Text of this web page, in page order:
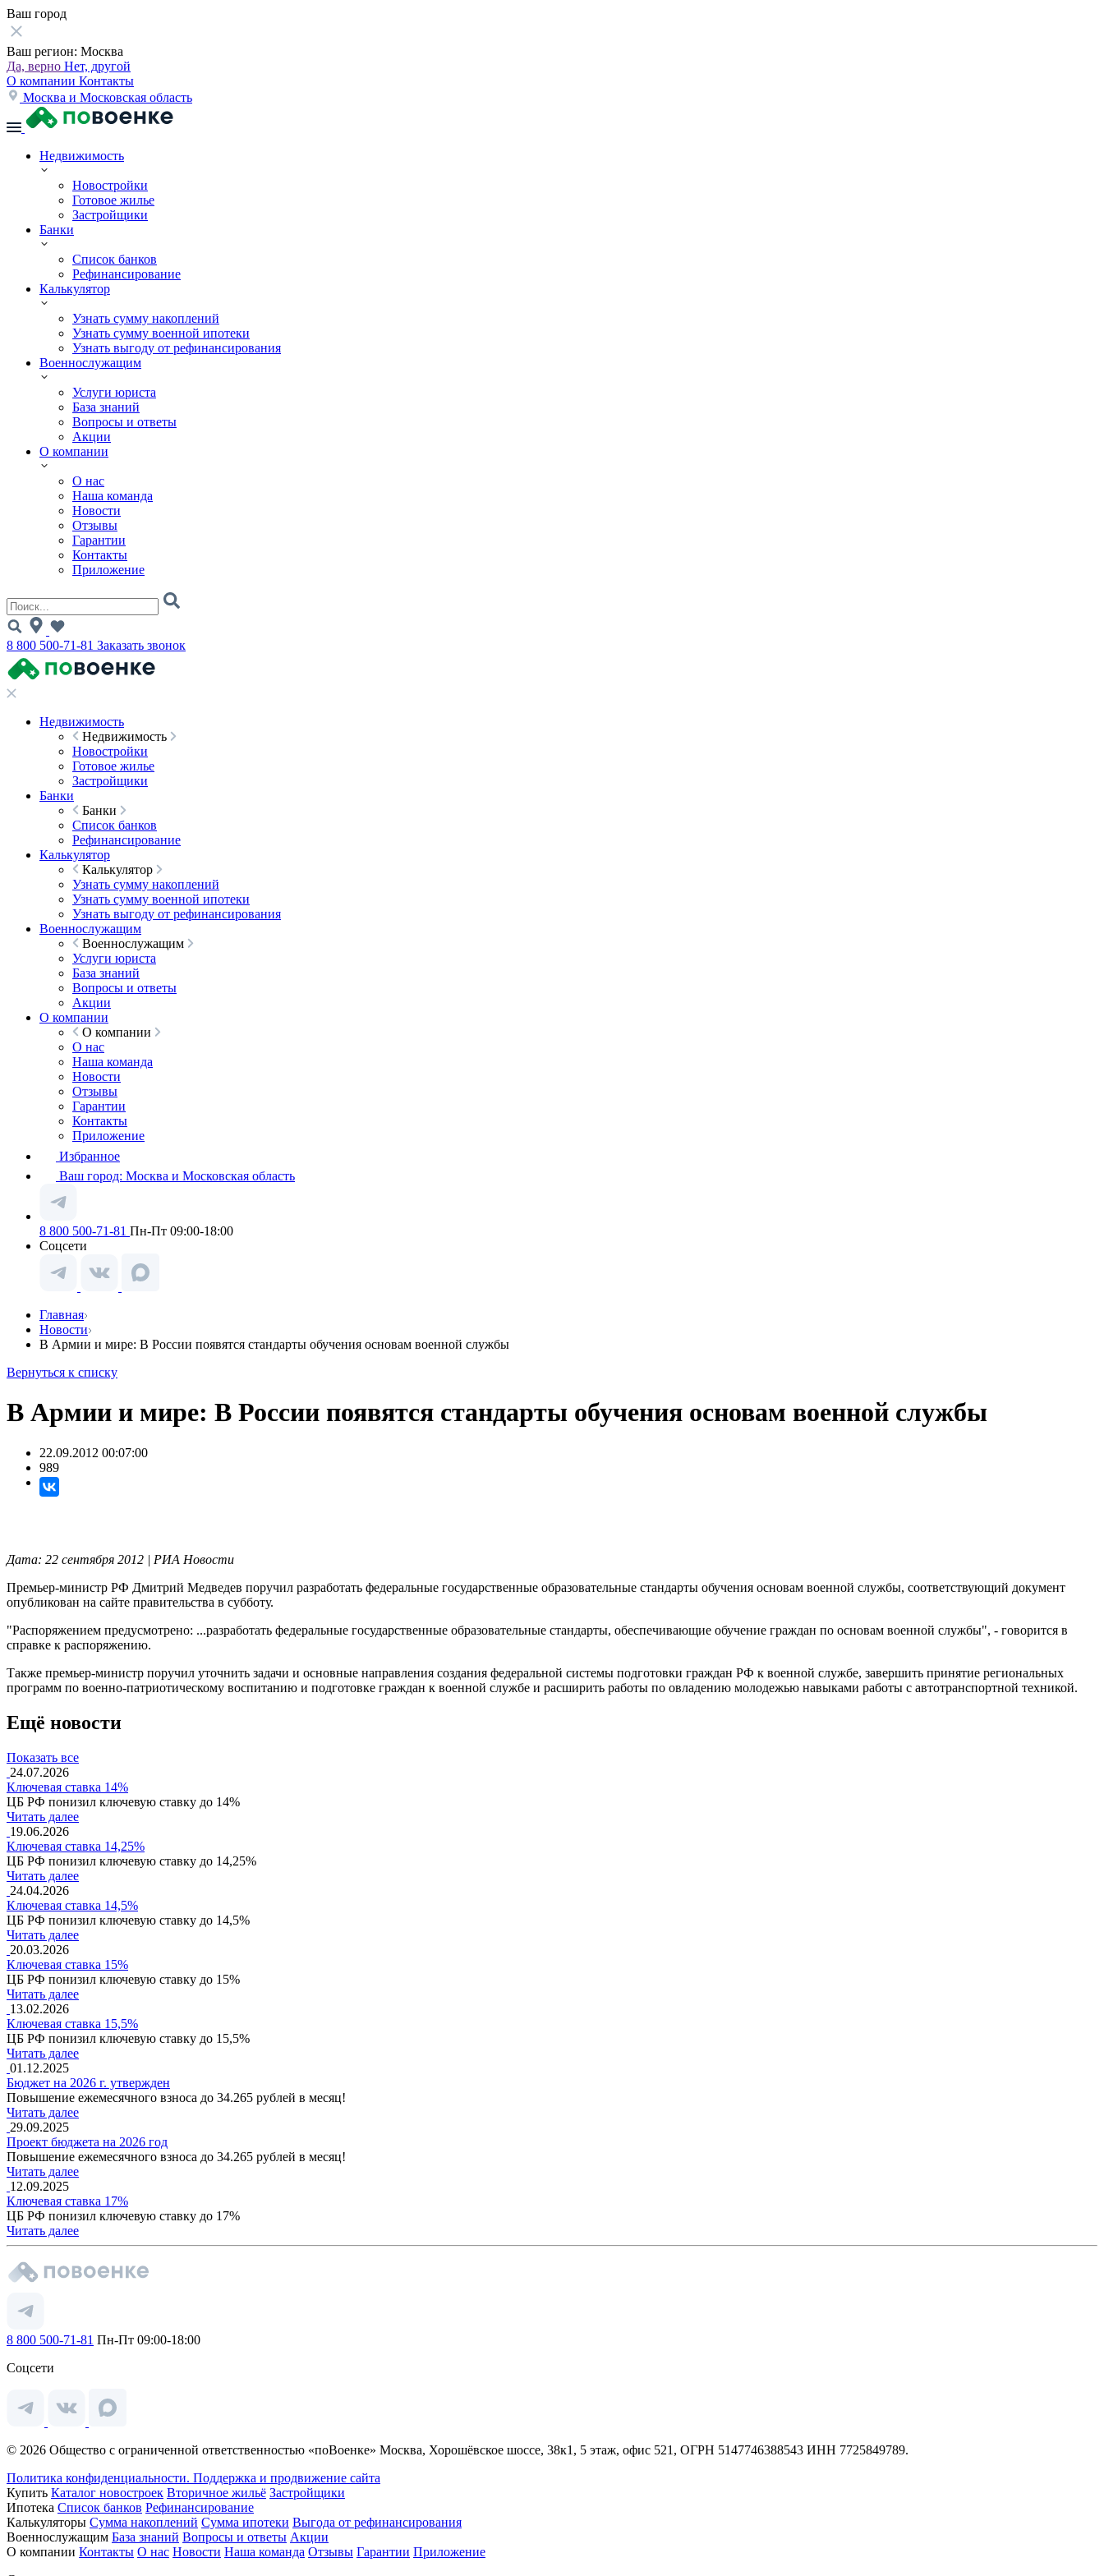
Ваш город
Ваш регион: Москва
Да, верно Нет, другой
О компании Контакты
Москва и Московская область
Недвижимость
Новостройки
Готовое жилье
Застройщики
Банки
Список банков
Рефинансирование
Калькулятор
Узнать сумму накоплений
Узнать сумму военной ипотеки
Узнать выгоду от рефинансирования
Военнослужащим
Услуги юриста
База знаний
Вопросы и ответы
Акции
О компании
О нас
Наша команда
Новости
Отзывы
Гарантии
Контакты
Приложение
8 800 500-71-81 Заказать звонок
Недвижимость
Недвижимость
Новостройки
Готовое жилье
Застройщики
Банки
Банки
Список банков
Рефинансирование
Калькулятор
Калькулятор
Узнать сумму накоплений
Узнать сумму военной ипотеки
Узнать выгоду от рефинансирования
Военнослужащим
Военнослужащим
Услуги юриста
База знаний
Вопросы и ответы
Акции
О компании
О компании
О нас
Наша команда
Новости
Отзывы
Гарантии
Контакты
Приложение
Избранное
Ваш город: Москва и Московская область
8 800 500-71-81 Пн-Пт 09:00-18:00
Соцсети
Главная
Новости
В Армии и мире: В России появятся стандарты обучения основам военной службы
Вернуться к списку
В Армии и мире: В России появятся стандарты обучения основам военной службы
22.09.2012 00:07:00
989
Дата: 22 сентября 2012 | РИА Новости
Премьер-министр РФ Дмитрий Медведев поручил разработать федеральные государственные образовательные стандарты обучения основам военной службы, соответствующий документ
опубликован на сайте правительства в субботу.
"Распоряжением предусмотрено: ...разработать федеральные государственные образовательные стандарты, обеспечивающие обучение граждан по основам военной службы", - говорится в
справке к распоряжению.
Также премьер-министр поручил уточнить задачи и основные направления создания федеральной системы подготовки граждан РФ к военной службе, завершить принятие региональных
программ по военно-патриотическому воспитанию и подготовке граждан к военной службе и расширить работы по овладению молодежью навыками работы с автотранспортной техникой.
Ещё новости
Показать все
24.07.2026
Ключевая ставка 14%
ЦБ РФ понизил ключевую ставку до 14%
Читать далее
19.06.2026
Ключевая ставка 14,25%
ЦБ РФ понизил ключевую ставку до 14,25%
Читать далее
24.04.2026
Ключевая ставка 14,5%
ЦБ РФ понизил ключевую ставку до 14,5%
Читать далее
20.03.2026
Ключевая ставка 15%
ЦБ РФ понизил ключевую ставку до 15%
Читать далее
13.02.2026
Ключевая ставка 15,5%
ЦБ РФ понизил ключевую ставку до 15,5%
Читать далее
01.12.2025
Бюджет на 2026 г. утвержден
Повышение ежемесячного взноса до 34.265 рублей в месяц!
Читать далее
29.09.2025
Проект бюджета на 2026 год
Повышение ежемесячного взноса до 34.265 рублей в месяц!
Читать далее
12.09.2025
Ключевая ставка 17%
ЦБ РФ понизил ключевую ставку до 17%
Читать далее
8 800 500-71-81 Пн-Пт 09:00-18:00
Соцсети
© 2026 Общество с ограниченной ответственностью «поВоенке» Москва, Хорошёвское шоссе, 38к1, 5 этаж, офис 521, ОГРН 5147746388543 ИНН 7725849789.
Политика конфиденциальности. Поддержка и продвижение сайта
Купить Каталог новостроек Вторичное жильё Застройщики
Ипотека Список банков Рефинансирование
Калькуляторы Сумма накоплений Сумма ипотеки Выгода от рефинансирования
Военнослужащим База знаний Вопросы и ответы Акции
О компании Контакты О нас Новости Наша команда Отзывы Гарантии Приложение